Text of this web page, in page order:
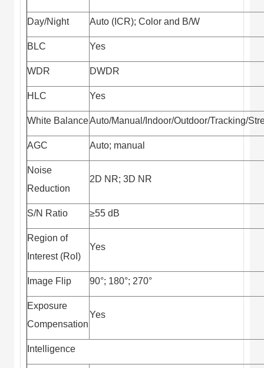
Day/Night Auto (ICR); Color and B/W
BLC Yes
WDR DWDR
HLC Yes
White BalanceAuto/Manual/Indoor/Outdoor/Tracking/
AGC Auto; manual
Noise
Reduction
2D NR; 3D NR
S/N Ratio ≥55 dB
Region of
Interest (RoI)
Yes
Image Flip 90°; 180°; 270°
Exposure
Compensation
Yes
Intelligence